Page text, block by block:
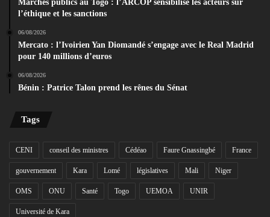
Marchés publics au Togo : l’ARCOP sensibilise les acteurs sur
l’éthique et les sanctions
06/08/2026
Mercato : l’Ivoirien Yan Diomandé s’engage avec le Real Madrid
pour 140 millions d’euros
06/08/2026
Bénin : Patrice Talon prend les rênes du Sénat
Tags
CENI conseil des ministres Cédéao Faure Gnassingbé France
gouvernement Kara Lomé législatives Mali Niger
OMS ONU Santé Togo UEMOA UNIR
Université de Kara